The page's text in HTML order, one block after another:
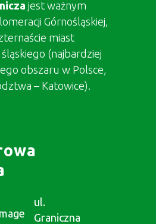
jest ważnym
Górnośląskiej,
miast
(najbardziej
obszaru w Polsce,
– Katowice).
ul.
Graniczna